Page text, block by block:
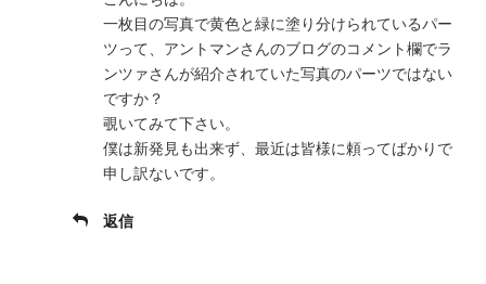
一枚目の写真で黄色と緑に塗り分けられているパー
ツって、アントマンさんのブログのコメント欄でラ
ンツァさんが紹介されていた写真のパーツではない
ですか？
覗いてみて下さい。
僕は新発見も出来ず、最近は皆様に頼ってばかりで
申し訳ないです。
返信